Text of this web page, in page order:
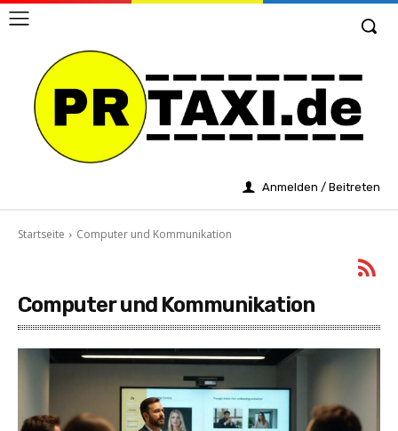
Anmelden / Beitreten
Startseite Computer und Kommunikation
Computer und Kommunikation